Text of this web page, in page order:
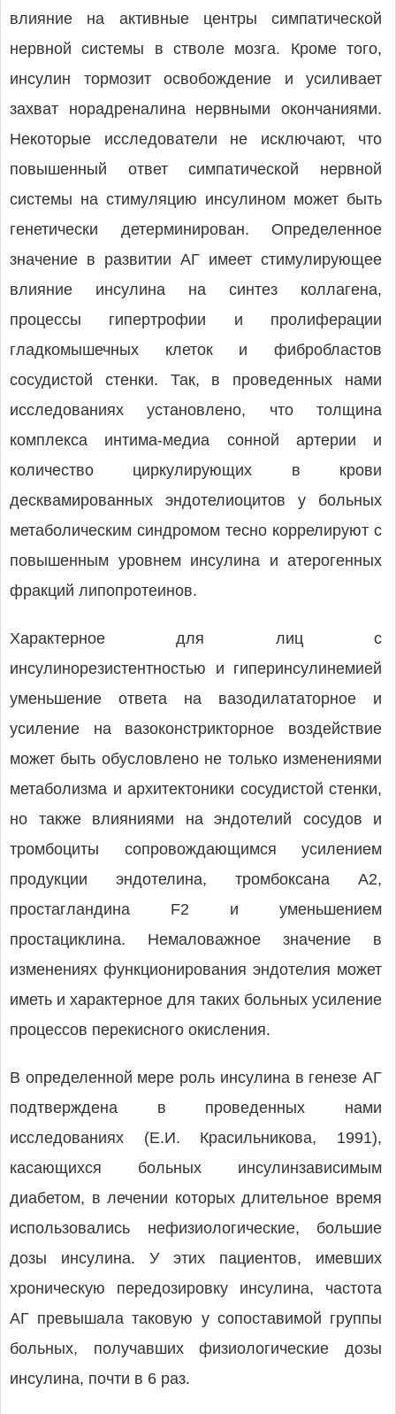
влияние на активные центры симпатической
нервной системы в стволе мозга. Кроме того,
инсулин тормозит освобождение и усиливает
захват норадреналина нервными окончаниями.
Некоторые исследователи не исключают, что
повышенный ответ симпатической нервной
системы на стимуляцию инсулином может быть
генетически детерминирован. Определенное
значение в развитии АГ имеет стимулирующее
влияние инсулина на синтез коллагена,
процессы гипертрофии и пролиферации
гладкомышечных клеток и фибробластов
сосудистой стенки. Так, в проведенных нами
исследованиях установлено, что толщина
комплекса интима-медиа сонной артерии и
количество циркулирующих в крови
десквамированных эндотелиоцитов у больных
метаболическим синдромом тесно коррелируют с
повышенным уровнем инсулина и атерогенных
фракций липопротеинов.
Характерное для лиц с
инсулинорезистентностью и гиперинсулинемией
уменьшение ответа на вазодилататорное и
усиление на вазоконстрикторное воздействие
может быть обусловлено не только изменениями
метаболизма и архитектоники сосудистой стенки,
но также влияниями на эндотелий сосудов и
тромбоциты сопровождающимся усилением
продукции эндотелина, тромбоксана А2,
простагландина F2 и уменьшением
простациклина. Немаловажное значение в
изменениях функционирования эндотелия может
иметь и характерное для таких больных усиление
процессов перекисного окисления.
В определенной мере роль инсулина в генезе АГ
подтверждена в проведенных нами
исследованиях (Е.И. Красильникова, 1991),
касающихся больных инсулинзависимым
диабетом, в лечении которых длительное время
использовались нефизиологические, большие
дозы инсулина. У этих пациентов, имевших
хроническую передозировку инсулина, частота
АГ превышала таковую у сопоставимой группы
больных, получавших физиологические дозы
инсулина, почти в 6 раз.